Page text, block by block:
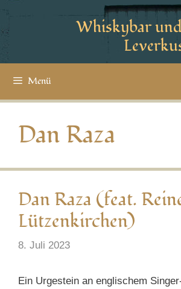
Whiskybar
Menü
Dan Raza
Dan Raza (feat.
Lützenkirchen)
8. Juli 2023
Ein Urgestein an englischem